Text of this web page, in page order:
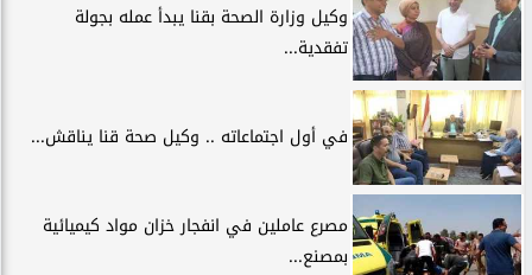
وكيل وزارة الصحة بقنا يبدأ عمله بجولة
تفقدية...
في أول اجتماعاته .. وكيل صحة قنا يناقش...
مصرع عاملين في انفجار خزان مواد كيميائية
بمصنع...